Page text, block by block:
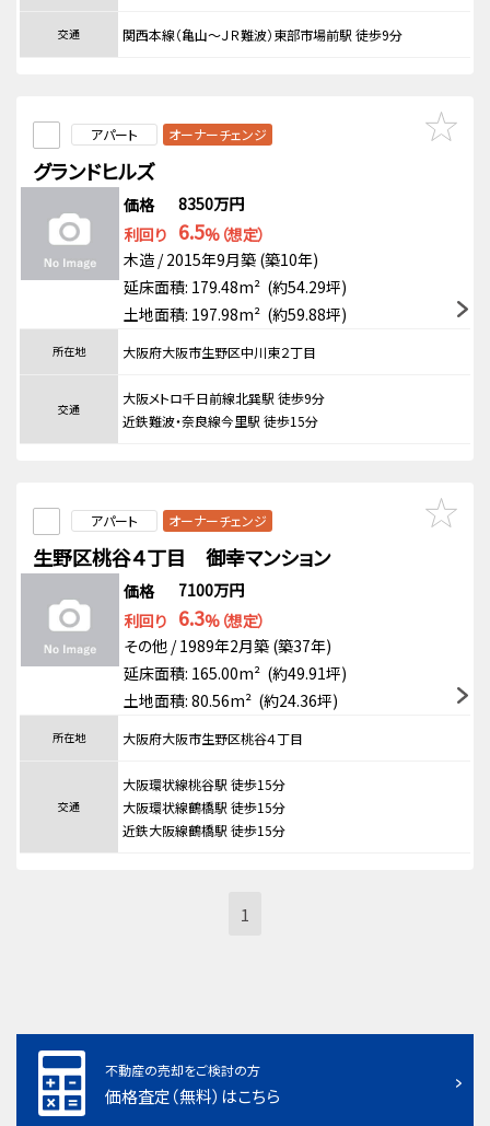
交通 関西本線（亀山～ＪＲ難波）東部市場前駅 徒歩9分
アパート オーナーチェンジ
グランドヒルズ
価格
8350万円
利回り 6.5%（想定）
木造 / 2015年9月築 (築10年)
延床面積: 179.48m² (約54.29坪)
土地面積: 197.98m² (約59.88坪)
所在地 大阪府大阪市生野区中川東２丁目
交通
大阪メトロ千日前線北巽駅 徒歩9分
近鉄難波・奈良線今里駅 徒歩15分
アパート オーナーチェンジ
生野区桃谷４丁目 御幸マンション
価格
7100万円
利回り 6.3%（想定）
その他 / 1989年2月築 (築37年)
延床面積: 165.00m² (約49.91坪)
土地面積: 80.56m² (約24.36坪)
所在地 大阪府大阪市生野区桃谷４丁目
交通
大阪環状線桃谷駅 徒歩15分
大阪環状線鶴橋駅 徒歩15分
近鉄大阪線鶴橋駅 徒歩15分
1
不動産の売却をご検討の方
価格査定（無料）はこちら